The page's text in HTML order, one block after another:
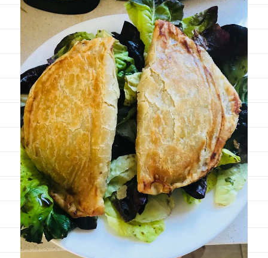
Poissons, coquillages, crustacés
Régime
Sans gluten
Sans lactose
Sans sel
Sauces et accompagnements
Végétarien
Viandes
Pratique
Mesures conversions